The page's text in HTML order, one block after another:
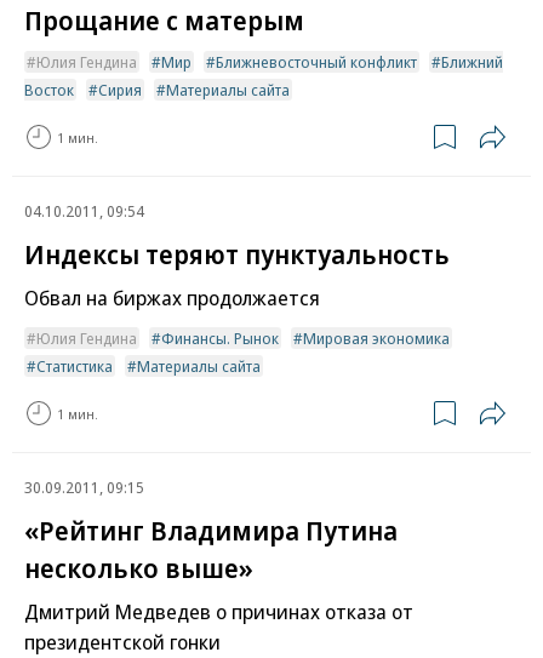
Прощание с матерым
Юлия Гендина Мир Ближневосточный конфликт
Ближний
Восток
Сирия Материалы сайта
1 мин.
04.10.2011, 09:54
Индексы теряют пунктуальность
Обвал на биржах продолжается
Юлия Гендина Финансы. Рынок
Мировая экономика
Статистика
Материалы сайта
1 мин.
30.09.2011, 09:15
«Рейтинг Владимира Путина
несколько выше»
Дмитрий Медведев о причинах отказа от
президентской гонки